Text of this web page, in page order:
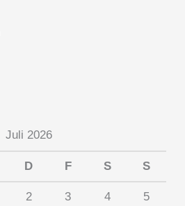
Juli 2026
D F S S
2 3 4
5